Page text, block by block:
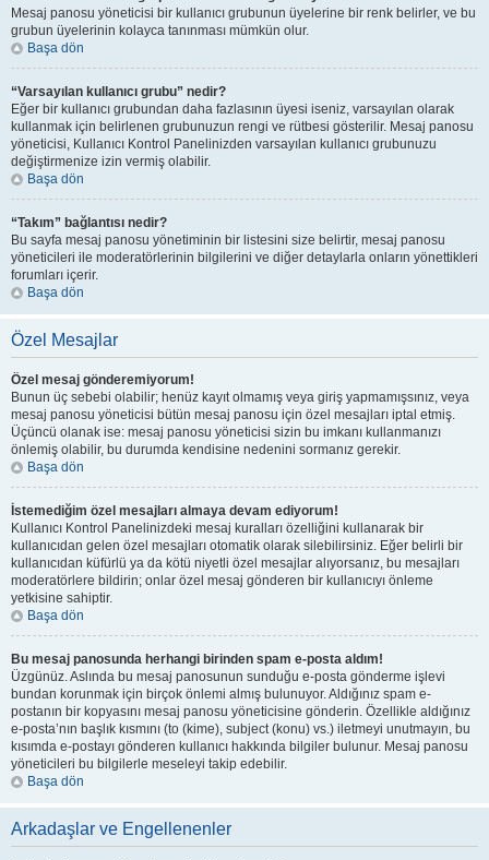
Mesaj panosu yöneticisi bir kullanıcı grubunun üyelerine bir renk belirler, ve bu
grubun üyelerinin kolayca tanınması mümkün olur.
Başa dön
“Varsayılan kullanıcı grubu” nedir?
Eğer bir kullanıcı grubundan daha fazlasının üyesi iseniz, varsayılan olarak
kullanmak için belirlenen grubunuzun rengi ve rütbesi gösterilir. Mesaj panosu
yöneticisi, Kullanıcı Kontrol Panelinizden varsayılan kullanıcı grubunuzu
değiştirmenize izin vermiş olabilir.
Başa dön
“Takım” bağlantısı nedir?
Bu sayfa mesaj panosu yönetiminin bir listesini size belirtir, mesaj panosu
yöneticileri ile moderatörlerinin bilgilerini ve diğer detaylarla onların yönettikleri
forumları içerir.
Başa dön
Özel Mesajlar
Özel mesaj gönderemiyorum!
Bunun üç sebebi olabilir; henüz kayıt olmamış veya giriş yapmamışsınız, veya
mesaj panosu yöneticisi bütün mesaj panosu için özel mesajları iptal etmiş.
Üçüncü olanak ise: mesaj panosu yöneticisi sizin bu imkanı kullanmanızı
önlemiş olabilir, bu durumda kendisine nedenini sormanız gerekir.
Başa dön
İstemediğim özel mesajları almaya devam ediyorum!
Kullanıcı Kontrol Panelinizdeki mesaj kuralları özelliğini kullanarak bir
kullanıcıdan gelen özel mesajları otomatik olarak silebilirsiniz. Eğer belirli bir
kullanıcıdan küfürlü ya da kötü niyetli özel mesajlar alıyorsanız, bu mesajları
moderatörlere bildirin; onlar özel mesaj gönderen bir kullanıcıyı önleme
yetkisine sahiptir.
Başa dön
Bu mesaj panosunda herhangi birinden spam e-posta aldım!
Üzgünüz. Aslında bu mesaj panosunun sunduğu e-posta gönderme işlevi
bundan korunmak için birçok önlemi almış bulunuyor. Aldığınız spam e-
postanın bir kopyasını mesaj panosu yöneticisine gönderin. Özellikle aldığınız
e-posta’nın başlık kısmını (to (kime), subject (konu) vs.) iletmeyi unutmayın, bu
kısımda e-postayı gönderen kullanıcı hakkında bilgiler bulunur. Mesaj panosu
yöneticileri bu bilgilerle meseleyi takip edebilir.
Başa dön
Arkadaşlar ve Engellenenler